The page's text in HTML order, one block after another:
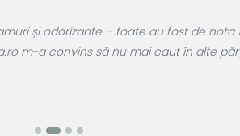
și odorizante – toate au fost de
m-a convins să nu mai caut în alte